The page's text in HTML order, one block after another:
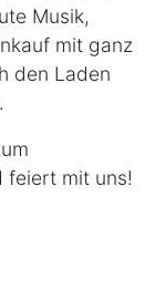
Musik,
mit ganz
den Laden
feiert mit uns!